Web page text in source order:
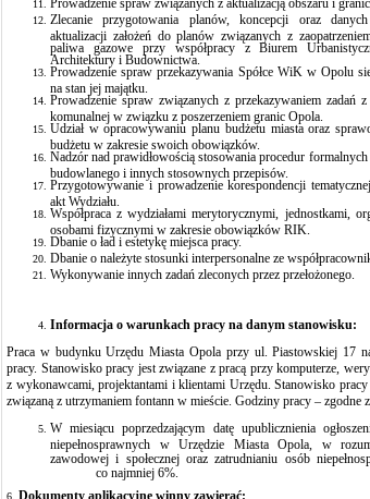
Prowadzenie spraw związanych z aktualizacją obszaru i
Zlecanie przygotowania planów, koncepcji oraz
aktualizacji założeń do planów związanych z
paliwa gazowe przy współpracy z Biurem
Architektury i Budownictwa.
Prowadzenie spraw przekazywania Spółce WiK w Opolu
na stan jej majątku.
Prowadzenie spraw związanych z przekazywaniem zadań
komunalnej w związku z poszerzeniem granic Opola.
Udział w opracowywaniu planu budżetu miasta oraz
budżetu w zakresie swoich obowiązków.
Nadzór nad prawidłowością stosowania procedur
budowlanego i innych stosownych przepisów.
Przygotowywanie i prowadzenie korespondencji
akt Wydziału.
Współpraca z wydziałami merytorycznymi, jednostkami,
osobami fizycznymi w zakresie obowiązków RIK.
Dbanie o ład i estetykę miejsca pracy.
Dbanie o należyte stosunki interpersonalne ze
Wykonywanie innych zadań zleconych przez przełożonego.
Informacja o warunkach pracy na danym stanowisku:
Praca w budynku Urzędu Miasta Opola przy ul. Piastowskiej 17
pracy. Stanowisko pracy jest związane z pracą przy komputerze,
z wykonawcami, projektantami i klientami Urzędu. Stanowisko
związaną z utrzymaniem fontann w mieście. Godziny pracy – zgodne
W miesiącu poprzedzającym datę upublicznienia
niepełnosprawnych w Urzędzie Miasta Opola, w
zawodowej i społecznej oraz zatrudnianiu osób
co najmniej 6%.
6.